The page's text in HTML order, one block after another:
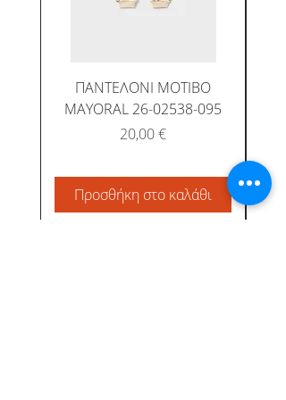
ΠΑΝΤΕΛΟΝΙ ΜΟΤΙΒΟ
MAYORAL 26-02538-095
Τιμή
20,00 €
Προσθήκη στο καλάθι